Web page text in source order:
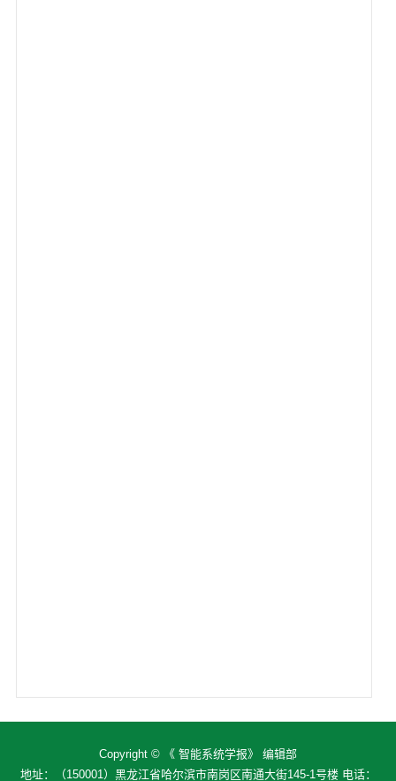
Copyright © 《 智能系统学报》 编辑部
地址：（150001）黑龙江省哈尔滨市南岗区南通大街145-1号楼 电话：